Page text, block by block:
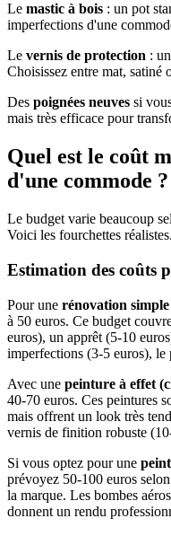
Le mastic à bois : un pot
imperfections d'une
Le vernis de protection :
Choisissez entre mat, satiné
Des poignées neuves si
mais très efficace pour
Quel est le coût
d'une commode ?
Le budget varie beaucoup
Voici les fourchettes réalistes.
Estimation des coûts
Pour une rénovation
à 50 euros. Ce budget
euros), un apprêt (5-10
imperfections (3-5 euros), le
Avec une peinture à effet
40-70 euros. Ces peintures
mais offrent un look très
vernis de finition robuste
Si vous optez pour une
prévoyez 50-100 euros
la marque. Les bombes
donnent un rendu